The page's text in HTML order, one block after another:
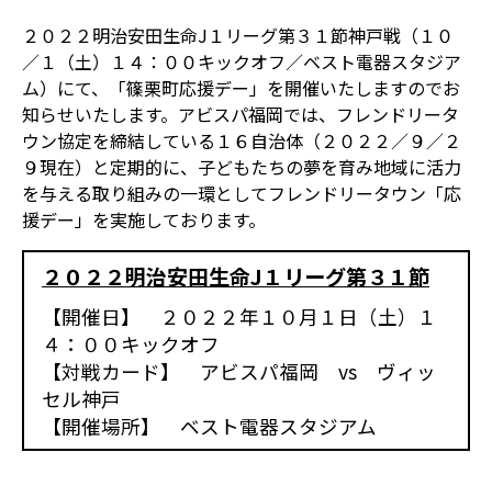
２０２２明治安田生命J１リーグ第３１節神戸戦（１０
／１（土）１４：００キックオフ／ベスト電器スタジア
ム）にて、「篠栗町応援デー」を開催いたしますのでお
知らせいたします。アビスパ福岡では、フレンドリータ
ウン協定を締結している１６自治体（２０２２／９／２
９現在）と定期的に、子どもたちの夢を育み地域に活力
を与える取り組みの一環としてフレンドリータウン「応
援デー」を実施しております。
２０２２明治安田生命J１リーグ第３１節
【開催日】 ２０２２年１０月１日（土）１
４：００キックオフ
【対戦カード】 アビスパ福岡 vs ヴィッ
セル神戸
【開催場所】 ベスト電器スタジアム